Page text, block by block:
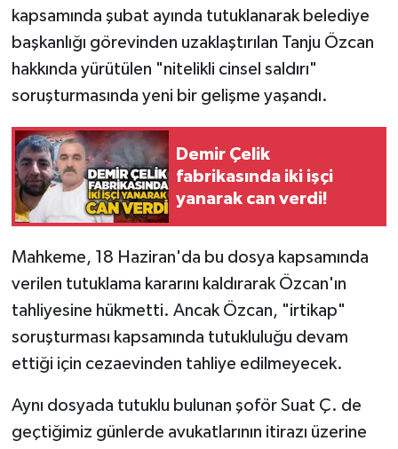
kapsamında şubat ayında tutuklanarak belediye
başkanlığı görevinden uzaklaştırılan Tanju Özcan
hakkında yürütülen "nitelikli cinsel saldırı"
soruşturmasında yeni bir gelişme yaşandı.
Demir Çelik
fabrikasında iki işçi
yanarak can verdi!
Mahkeme, 18 Haziran'da bu dosya kapsamında
verilen tutuklama kararını kaldırarak Özcan'ın
tahliyesine hükmetti. Ancak Özcan, "irtikap"
soruşturması kapsamında tutukluluğu devam
ettiği için cezaevinden tahliye edilmeyecek.
Aynı dosyada tutuklu bulunan şoför Suat Ç. de
geçtiğimiz günlerde avukatlarının itirazı üzerine
İş ilanı
Kilimli
MAGAZİN
Politika
Resmi İlan
Sağlık
Spor